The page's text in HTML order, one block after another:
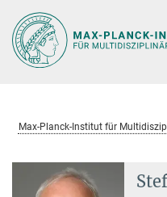
Hauptinhalt
Max-Planck-Institut für